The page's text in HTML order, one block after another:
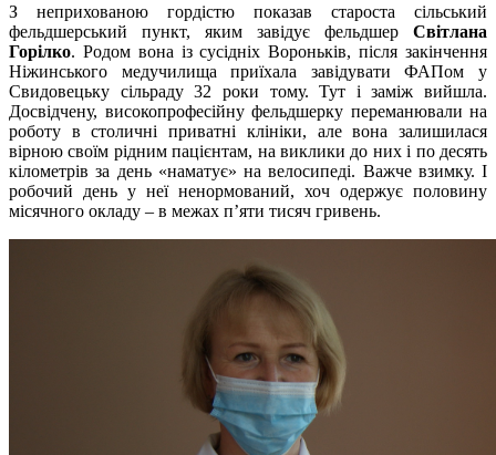
З неприхованою гордістю показав староста сільський
фельдшерський пункт, яким завідує фельдшер Світлана
Горілко. Родом вона із сусідніх Вороньків, після закінчення
Ніжинського медучилища приїхала завідувати ФАПом у
Свидовецьку сільраду 32 роки тому. Тут і заміж вийшла.
Досвідчену, високопрофесійну фельдшерку переманювали на
роботу в столичні приватні клініки, але вона залишилася
вірною своїм рідним пацієнтам, на виклики до них і по десять
кілометрів за день «наматує» на велосипеді. Важче взимку. І
робочий день у неї ненормований, хоч одержує половину
місячного окладу – в межах п’яти тисяч гривень.